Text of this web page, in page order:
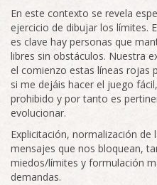
En este contexto se revela
ejercicio de dibujar los límites.
es clave hay personas que
libres sin obstáculos. Nuestra
el comienzo estas líneas rojas
si me dejáis hacer el juego
prohibido y por tanto es
evolucionar.
Explicitación, normalización
mensajes que nos bloquean,
miedos/límites y formulación
demandas.